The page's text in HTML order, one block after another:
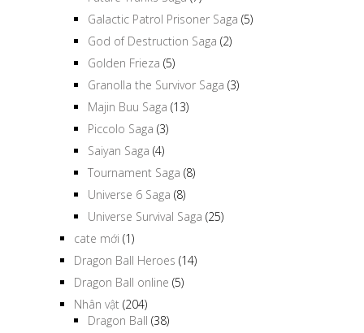
Galactic Patrol Prisoner Saga (5)
God of Destruction Saga (2)
Golden Frieza (5)
Granolla the Survivor Saga (3)
Majin Buu Saga (13)
Piccolo Saga (3)
Saiyan Saga (4)
Tournament Saga (8)
Universe 6 Saga (8)
Universe Survival Saga (25)
cate mới (1)
Dragon Ball Heroes (14)
Dragon Ball online (5)
Nhân vật (204)
Dragon Ball (38)